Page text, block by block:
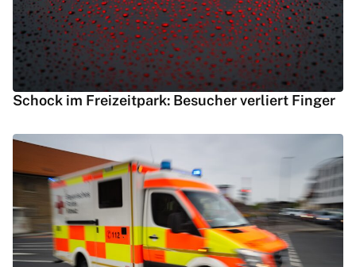
Schock im Freizeitpark: Besucher verliert Finger